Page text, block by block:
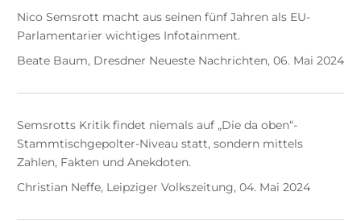
Nico Semsrott macht aus seinen fünf Jahren als EU-
Parlamentarier wichtiges Infotainment.
Beate Baum, Dresdner Neueste Nachrichten, 06. Mai 2024
Semsrotts Kritik findet niemals auf „Die da oben“-
Stammtischgepolter-Niveau statt, sondern mittels
Zahlen, Fakten und Anekdoten.
Christian Neffe, Leipziger Volkszeitung, 04. Mai 2024